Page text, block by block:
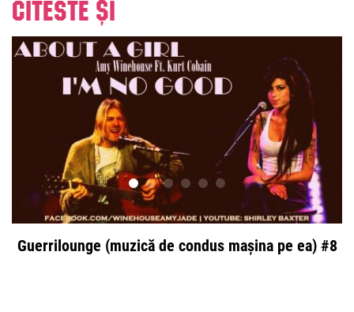
Citeste și
Guerrilounge (muzică de condus mașina pe ea) #8